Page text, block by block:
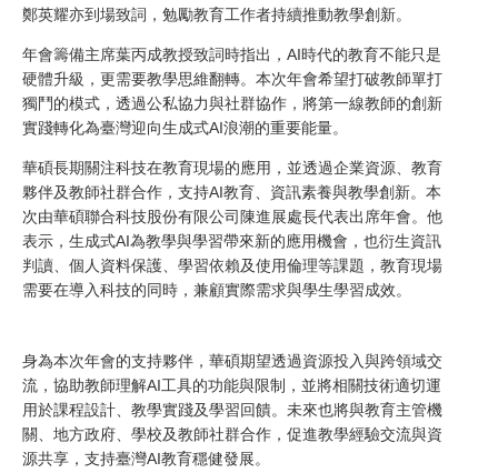
鄭英耀亦到場致詞，勉勵教育工作者持續推動教學創新。
年會籌備主席葉丙成教授致詞時指出，AI時代的教育不能只是
硬體升級，更需要教學思維翻轉。本次年會希望打破教師單打
獨鬥的模式，透過公私協力與社群協作，將第一線教師的創新
實踐轉化為臺灣迎向生成式AI浪潮的重要能量。
華碩長期關注科技在教育現場的應用，並透過企業資源、教育
夥伴及教師社群合作，支持AI教育、資訊素養與教學創新。本
次由華碩聯合科技股份有限公司陳進展處長代表出席年會。他
表示，生成式AI為教學與學習帶來新的應用機會，也衍生資訊
判讀、個人資料保護、學習依賴及使用倫理等課題，教育現場
需要在導入科技的同時，兼顧實際需求與學生學習成效。
身為本次年會的支持夥伴，華碩期望透過資源投入與跨領域交
流，協助教師理解AI工具的功能與限制，並將相關技術適切運
用於課程設計、教學實踐及學習回饋。未來也將與教育主管機
關、地方政府、學校及教師社群合作，促進教學經驗交流與資
源共享，支持臺灣AI教育穩健發展。